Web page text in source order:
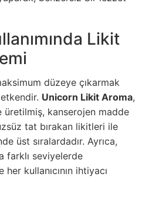
Likit
düzeye çıkarmak
Unicorn Likit Aroma,
kanserojen madde
tat bırakan likitleri ile
üst sıralardadır. Ayrıca,
farklı seviyelerde
kullanıcının ihtiyacı